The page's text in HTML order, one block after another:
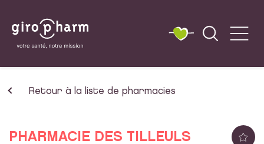
Retour à la liste de pharmacies
PHARMACIE DES TILLEULS